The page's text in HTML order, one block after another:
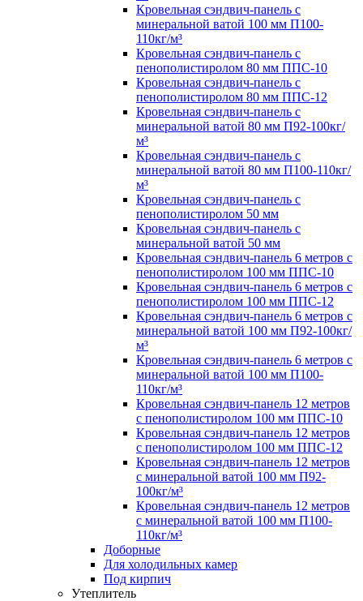
Кровельная сэндвич-панель с
минеральной ватой 100 мм П100-
110кг/м³
Кровельная сэндвич-панель с
пенополистиролом 80 мм ППС-10
Кровельная сэндвич-панель с
пенополистиролом 80 мм ППС-12
Кровельная сэндвич-панель с
минеральной ватой 80 мм П92-100кг/
м³
Кровельная сэндвич-панель с
минеральной ватой 80 мм П100-110кг/
м³
Кровельная сэндвич-панель с
пенополистиролом 50 мм
Кровельная сэндвич-панель с
минеральной ватой 50 мм
Кровельная сэндвич-панель 6 метров с
пенополистиролом 100 мм ППС-10
Кровельная сэндвич-панель 6 метров с
пенополистиролом 100 мм ППС-12
Кровельная сэндвич-панель 6 метров с
минеральной ватой 100 мм П92-100кг/
м³
Кровельная сэндвич-панель 6 метров с
минеральной ватой 100 мм П100-
110кг/м³
Кровельная сэндвич-панель 12 метров
с пенополистиролом 100 мм ППС-10
Кровельная сэндвич-панель 12 метров
с пенополистиролом 100 мм ППС-12
Кровельная сэндвич-панель 12 метров
с минеральной ватой 100 мм П92-
100кг/м³
Кровельная сэндвич-панель 12 метров
с минеральной ватой 100 мм П100-
110кг/м³
Доборные
Для холодильных камер
Под кирпич
Утеплитель